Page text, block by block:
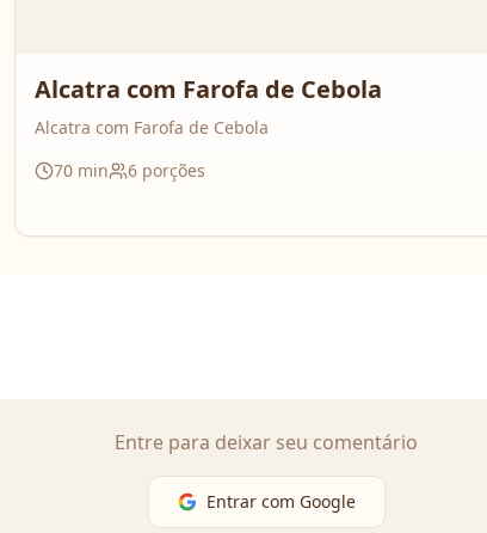
Alcatra com Farofa de Cebola
Alcatra com Farofa de Cebola
70 min 6 porções
Entre para deixar seu comentário
Entrar com Google